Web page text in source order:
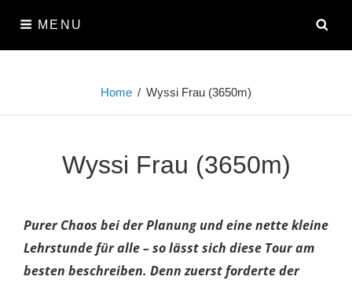
content
MENU
Home / Wyssi Frau (3650m)
Wyssi Frau (3650m)
Purer Chaos bei der Planung und eine nette kleine
Lehrstunde für alle – so lässt sich diese Tour am
besten beschreiben. Denn zuerst forderte der